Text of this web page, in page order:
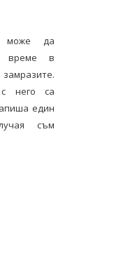
може да
време в
него са
един
съм